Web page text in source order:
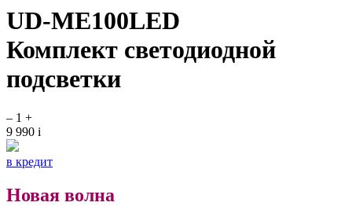
UD-ME100LED
Комплект светодиодной
подсветки
– 1 +
9 990 i
в кредит
Новая волна